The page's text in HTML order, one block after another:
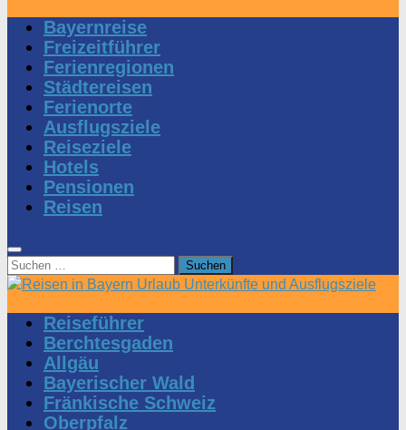
Bayernreise
Freizeitführer
Ferienregionen
Städtereisen
Ferienorte
Ausflugsziele
Reiseziele
Hotels
Pensionen
Reisen
Suchen
nach:
Reiseführer
Berchtesgaden
Allgäu
Bayerischer Wald
Fränkische Schweiz
Oberpfalz